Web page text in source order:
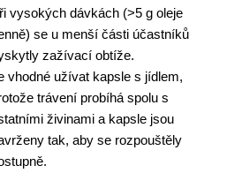
vysokých dávkách (>5 g oleje
se u menší části účastníků
zažívací obtíže.
vhodné užívat kapsle s jídlem,
trávení probíhá spolu s
živinami a kapsle jsou
tak, aby se rozpouštěly